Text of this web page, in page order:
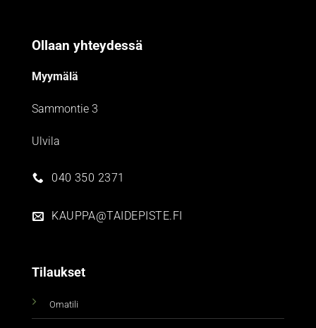
Ollaan yhteydessä
Myymälä
Sammontie 3
Ulvila
040 350 2371
KAUPPA@TAIDEPISTE.FI
Tilaukset
Omatili